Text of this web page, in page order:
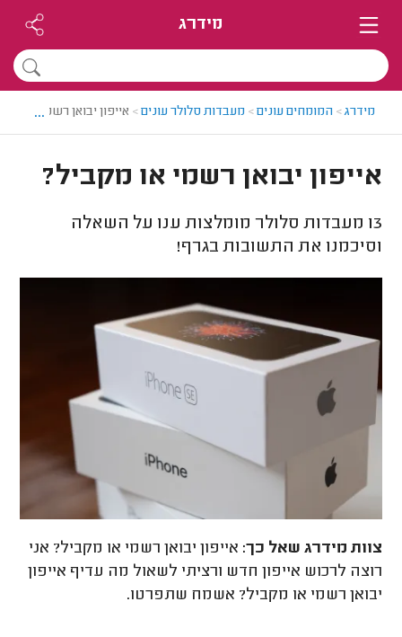
מידרג
מידרג> המומחים עונים> מעבדות סלולר עונים> אייפון יבואן רשמי או
...
אייפון יבואן רשמי או מקביל?
13 מעבדות סלולר מומלצות ענו על השאלה
וסיכמנו את התשובות בגרף!
צוות מידרג שאל כך: אייפון יבואן רשמי או מקביל? אני
רוצה לרכוש אייפון חדש ורציתי לשאול מה עדיף אייפון
יבואן רשמי או מקביל? אשמח שתפרטו.